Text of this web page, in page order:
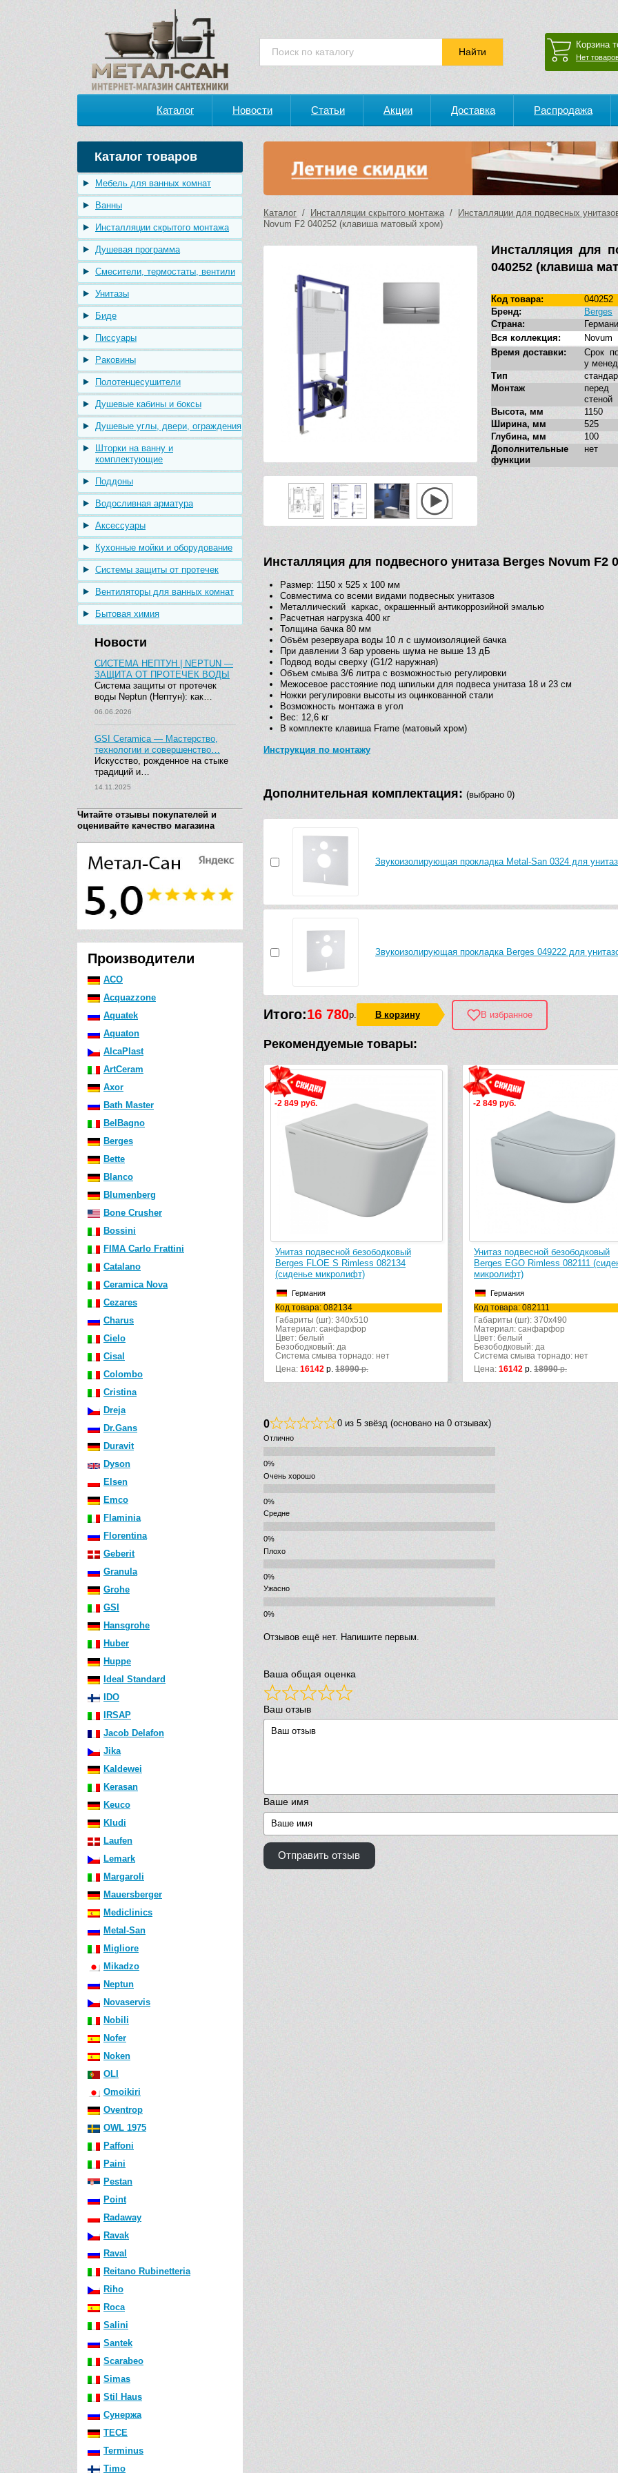
Корзина
Нет
Каталог Новости Статьи Акции Доставка Распродажа
Каталог товаров
Мебель для ванных комнат
Ванны
Инсталляции скрытого монтажа
Душевая программа
Смесители, термостаты, вентили
Унитазы
Биде
Писсуары
Раковины
Полотенцесушители
Душевые кабины и боксы
Душевые углы, двери, ограждения
Шторки на ванну и
комплектующие
Поддоны
Водосливная арматура
Аксессуары
Кухонные мойки и оборудование
Системы защиты от протечек
Вентиляторы для ванных комнат
Бытовая химия
Новости
СИСТЕМА НЕПТУН | NEPTUN —
ЗАЩИТА ОТ ПРОТЕЧЕК ВОДЫ
Система защиты от протечек
воды Neptun (Нептун): как…
06.06.2026
GSI Ceramica — Мастерство,
технологии и совершенство…
Искусство, рожденное на стыке
традиций и…
14.11.2025
Читайте отзывы покупателей и
оценивайте качество магазина
Производители
ACO
Acquazzone
Aquatek
Aquaton
AlcaPlast
ArtCeram
Axor
Bath Master
BelBagno
Berges
Bette
Blanco
Blumenberg
Bone Crusher
Bossini
FIMA Carlo Frattini
Catalano
Ceramica Nova
Cezares
Charus
Cielo
Cisal
Colombo
Cristina
Dreja
Dr.Gans
Duravit
Dyson
Elsen
Emco
Flaminia
Florentina
Geberit
Granula
Grohe
GSI
Hansgrohe
Huber
Huppe
Ideal Standard
IDO
IRSAP
Jacob Delafon
Jika
Kaldewei
Kerasan
Keuco
Kludi
Laufen
Lemark
Margaroli
Mauersberger
Mediclinics
Metal-San
Migliore
Mikadzo
Neptun
Novaservis
Nobili
Nofer
Noken
OLI
Omoikiri
Oventrop
OWL 1975
Paffoni
Paini
Pestan
Point
Radaway
Ravak
Raval
Reitano Rubinetteria
Riho
Roca
Salini
Santek
Scarabeo
Simas
Stil Haus
Сунержа
TECE
Terminus
Timo
Каталог / Инсталляции скрытого монтажа/
Инсталляции для подвесных
Novum F2 040252 (клавиша матовый хром)
Инсталляция для
040252 (клавиша
Код товара:
040252
Бренд:
Berges
Страна:
Вся коллекция:
Novum
Время доставки:
Срок
у
Тип
Монтаж
стеной
Высота, мм
1150
Ширина, мм
525
Глубина, мм
100
Дополнительные
функции
нет
Инсталляция для подвесного унитаза Berges Novum
Размер: 1150 x 525 x 100 мм
Совместима со всеми видами подвесных унитазов
Металлический каркас, окрашенный антикоррозийной эмалью
Расчетная нагрузка 400 кг
Толщина бачка 80 мм
Объём резервуара воды 10 л с шумоизоляцией бачка
При давлении 3 бар уровень шума не выше 13 дБ
Подвод воды сверху (G1/2 наружная)
Объем смыва 3/6 литра с возможностью регулировки
Межосевое расстояние под шпильки для подвеса унитаза 18 и 23 см
Ножки регулировки высоты из оцинкованной стали
Возможность монтажа в угол
Вес: 12,6 кг
В комплекте клавиша Frame (матовый хром)
Инструкция по монтажу
Дополнительная комплектация: (выбрано 0)
Звукоизолирующая прокладка Metal-San 0324 для
Звукоизолирующая прокладка Berges 049222 для
Итого:16 780р. В корзину В избранное
Рекомендуемые товары:
-2 849 руб.
Унитаз подвесной безободковый
Berges FLOE S Rimless 082134
(сиденье микролифт)
Германия
Код товара: 082134
Габариты (шг): 340x510
Материал: санфарфор
Цвет: белый
Безободковый: да
Система смыва торнадо: нет
Цена: 16142 р. 18990р.
-2 849 руб.
Унитаз подвесной безободковый
Berges EGO Rimless 082111
микролифт)
Германия
Код товара: 082111
Габариты (шг): 370x490
Материал: санфарфор
Цвет: белый
Безободковый: да
Система смыва торнадо: нет
Цена: 16142 р. 18990р.
0 0 из 5 звёзд (основано на 0 отзывах)
Отлично
Очень хорошо
Средне
Плохо
Ужасно
Отзывов ещё нет. Напишите первым.
Ваша общая оценка
Ваш отзыв
Ваше имя
Отправить отзыв